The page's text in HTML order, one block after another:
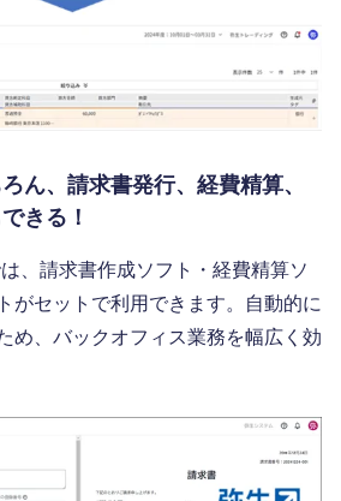
ん、請求書発行、経費精算、
きる！
、請求書作成ソフト・経費精算ソ
がセットで利用できます。自動的に
め、バックオフィス業務を幅広く効